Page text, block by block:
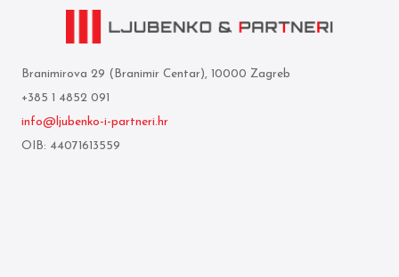
Branimirova 29 (Branimir Centar), 10000 Zagreb
+385 1 4852 091
info@ljubenko-i-partneri.hr
OIB: 44071613559